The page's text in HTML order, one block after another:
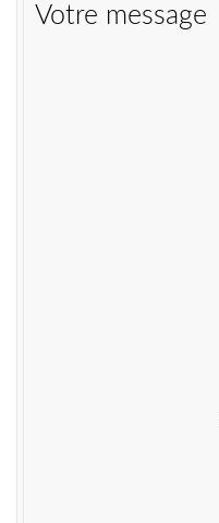
Votre message